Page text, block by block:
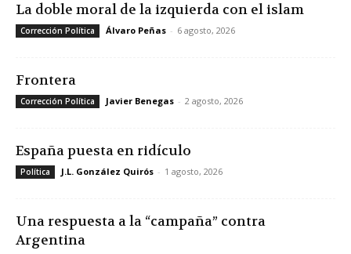
La doble moral de la izquierda con el islam
Corrección Política Álvaro Peñas - 6 agosto, 2026
Frontera
Corrección Política Javier Benegas - 2 agosto, 2026
España puesta en ridículo
Política J.L. González Quirós - 1 agosto, 2026
Una respuesta a la “campaña” contra
Argentina